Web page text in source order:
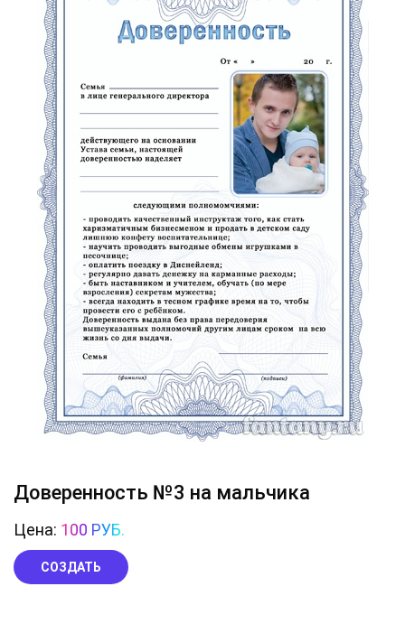
Доверенность №3 на мальчика
Цена: 100 РУБ.
СОЗДАТЬ